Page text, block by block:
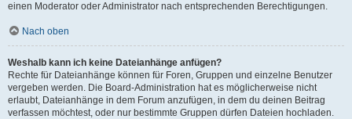
einen Moderator oder Administrator nach entsprechenden Berechtigungen.
Nach oben
Weshalb kann ich keine Dateianhänge anfügen?
Rechte für Dateianhänge können für Foren, Gruppen und einzelne Benutzer
vergeben werden. Die Board-Administration hat es möglicherweise nicht
erlaubt, Dateianhänge in dem Forum anzufügen, in dem du deinen Beitrag
verfassen möchtest, oder nur bestimmte Gruppen dürfen Dateien hochladen.